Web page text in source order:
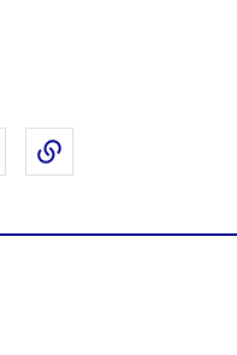
sur LinkedIn
Partager par email